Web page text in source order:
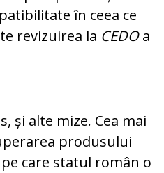
în ceea ce
revizuirea la CEDOa
și alte mize. Cea mai
produsului
care statul român o